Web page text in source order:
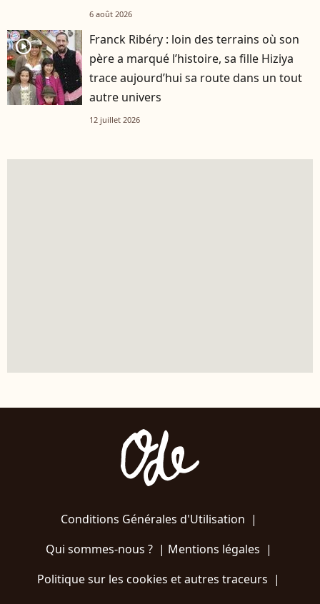
6 août 2026
player2
Franck Ribéry : loin des terrains où son
père a marqué l’histoire, sa fille Hiziya
trace aujourd’hui sa route dans un tout
autre univers
12 juillet 2026
Conditions Générales d'Utilisation |
Qui sommes-nous ?| Mentions légales |
Politique sur les cookies et autres traceurs |